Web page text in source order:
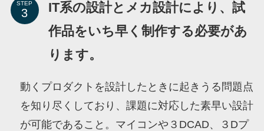
STEP
IT系の設計とメカ設計により、試
作品をいち早く制作する必要があ
ります。
動くプロダクトを設計したときに起きうる問題点
を知り尽くしており、課題に対応した素早い設計
が可能であること。マイコンや３DCAD、３Dプ